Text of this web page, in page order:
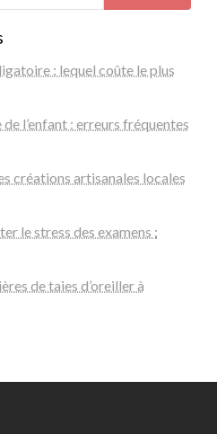
: lequel coûte le plus
l’enfant : erreurs fréquentes
créations artisanales locales
le stress des examens :
de taies d’oreiller à